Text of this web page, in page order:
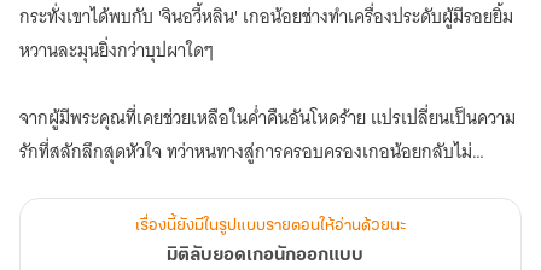
กระทั่งเขาได้พบกับ 'จินอวี้หลิน' เกอน้อยช่างทำเครื่องประดับผู้มีรอยยิ้ม
หวานละมุนยิ่งกว่าบุปผาใดๆ
จากผู้มีพระคุณที่เคยช่วยเหลือในค่ำคืนอันโหดร้าย แปรเปลี่ยนเป็นความ
รักที่สลักลึกสุดหัวใจ ทว่าหนทางสู่การครอบครองเกอน้อยกลับไม่
บิดาและสองพี่ชายจอมหวงคอยกางปีกปกป้องอยู่ทุกฝีก้าว!
เรื่องนี้ยังมีในรูปแบบรายตอนให้อ่านด้วยนะ
มิติลับยอดเกอนักออกแบบ